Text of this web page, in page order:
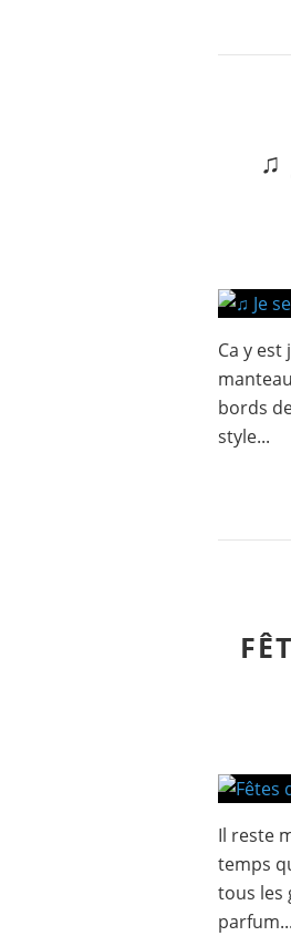
♫
Ca y
bords
style...
Il reste
temps
tous les
parfum...